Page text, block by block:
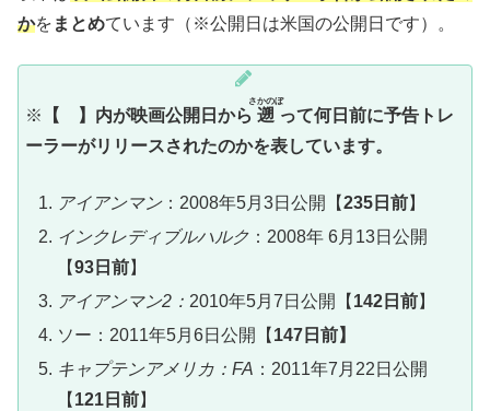
かを まとめています（※公開日は米国の公開日です）。
※ 【 】内が映画公開日から 遡
さかのぼ
って何日前に予告トレ
ーラーがリリースされたのかを表しています。
アイアンマン：2008年5月3日公開【235日前】
インクレディブルハルク ：2008年 6月13日公開
【93日前】
アイアンマン2： 2010年5月7日公開【 142日前】
ソー：2011年5月6日公開【 147日前】
キャプテンアメリカ：FA ：2011年7月22日公開
【 121日前】